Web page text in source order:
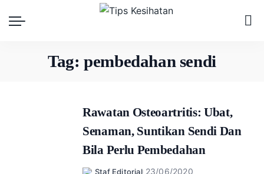
Tag:pembedahan sendi
Rawatan Osteoartritis: Ubat,
Senaman, Suntikan Sendi Dan
Bila Perlu Pembedahan
Staf Editorial 23/06/2020